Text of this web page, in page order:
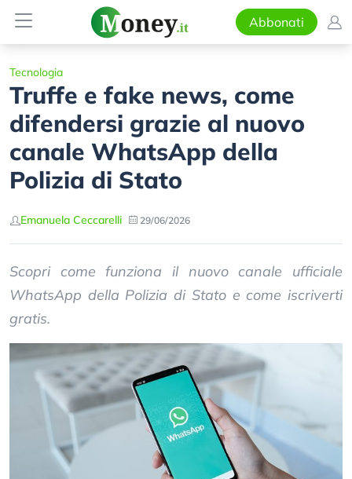
Abbonati
Tecnologia
Truffe e fake news, come
difendersi grazie al nuovo
canale WhatsApp della
Polizia di Stato
Emanuela Ceccarelli 29/06/2026
Scopri come funziona il nuovo canale ufficiale
WhatsApp della Polizia di Stato e come iscriverti
gratis.